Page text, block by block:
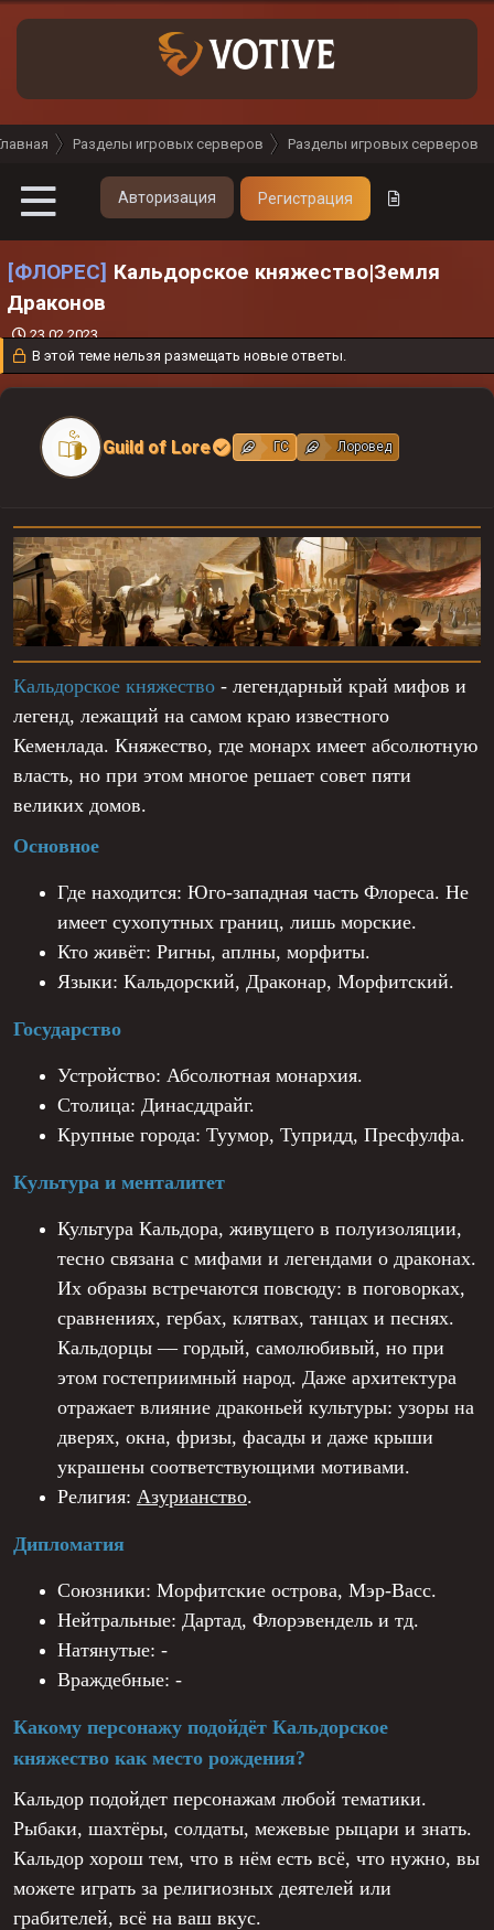
Разделы игровых серверов Разделы игровых серверов
Авторизация Регистрация
[ФЛОРЕС] Кальдорское княжество|Земля
Драконов
Д
а
т
а
23.02.2023
В этой теме нельзя размещать новые ответы.
Кальдорское княжество - легендарный край мифов и
легенд, лежащий на самом краю известного
Кеменлада. Княжество, где монарх имеет абсолютную
власть, но при этом многое решает совет пяти
великих домов.
Основное
Где находится: Юго-западная часть Флореса. Не
имеет сухопутных границ, лишь морские.
Кто живёт: Ригны, аплны, морфиты.
Языки: Кальдорский, Драконар, Морфитский.
Государство
Устройство: Абсолютная монархия.
Столица: Динасддрайг.
Крупные города: Туумор, Тупридд, Пресфулфа.
Культура и менталитет
Культура Кальдора, живущего в полуизоляции,
тесно связана с мифами и легендами о драконах.
Их образы встречаются повсюду: в поговорках,
сравнениях, гербах, клятвах, танцах и песнях.
Кальдорцы — гордый, самолюбивый, но при
этом гостеприимный народ. Даже архитектура
отражает влияние драконьей культуры: узоры на
дверях, окна, фризы, фасады и даже крыши
украшены соответствующими мотивами.
Религия: Азурианство.
Дипломатия
Союзники: Морфитские острова, Мэр-Васс.
Нейтральные: Дартад, Флорэвендель и тд.
Натянутые: -
Враждебные: -
Какому персонажу подойдёт Кальдорское
княжество как место рождения?
Кальдор подойдет персонажам любой тематики.
Рыбаки, шахтёры, солдаты, межевые рыцари и знать.
Кальдор хорош тем, что в нём есть всё, что нужно, вы
можете играть за религиозных деятелей или
грабителей, всё на ваш вкус.
Guild of Lore ГС Лоровед